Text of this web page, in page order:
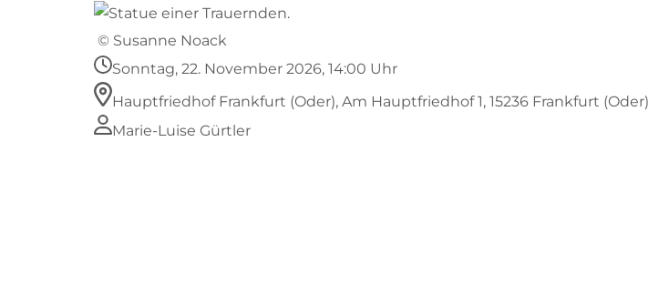
© Susanne Noack
Sonntag, 22. November 2026, 14:00 Uhr
Hauptfriedhof Frankfurt (Oder), Am Hauptfriedhof 1, 15236 Frankfurt (Oder)
Marie-Luise Gürtler